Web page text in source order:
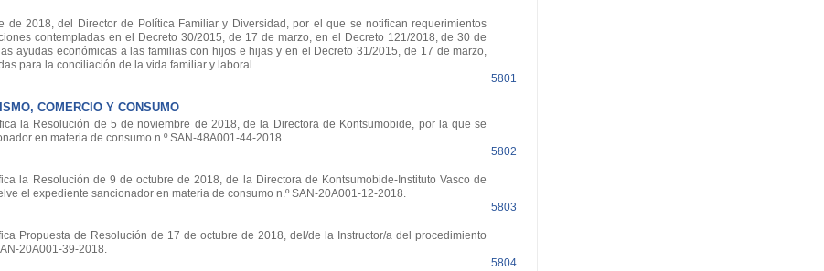
de 2018, del Director de Política Familiar y Diversidad, por el que se notifican requerimientos
contempladas en el Decreto 30/2015, de 17 de marzo, en el Decreto 121/2018, de 30 de
ayudas económicas a las familias con hijos e hijas y en el Decreto 31/2015, de 17 de marzo,
para la conciliación de la vida familiar y laboral.
5801
COMERCIO Y CONSUMO
la Resolución de 5 de noviembre de 2018, de la Directora de Kontsumobide, por la que se
en materia de consumo n.º SAN-48A001-44-2018.
5802
la Resolución de 9 de octubre de 2018, de la Directora de Kontsumobide-Instituto Vasco de
el expediente sancionador en materia de consumo n.º SAN-20A001-12-2018.
5803
Propuesta de Resolución de 17 de octubre de 2018, del/de la Instructor/a del procedimiento
20A001-39-2018.
5804